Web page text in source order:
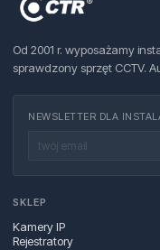
Od 2001 r. wyposażamy
sprawdzony sprzęt CCTV.
NEWSLETTER DLA
SKLEP
Kamery IP
Rejestratory